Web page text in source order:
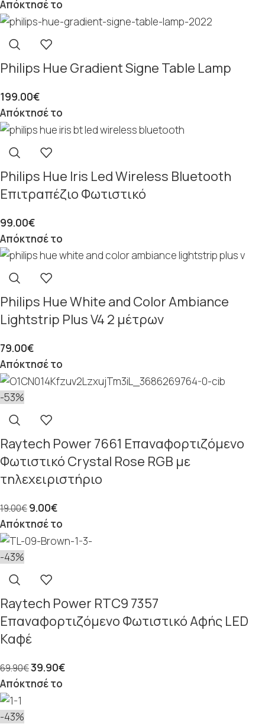
Απόκτησέ το
Philips Hue Gradient Signe Table Lamp
199.00€
Απόκτησέ το
Philips Hue Iris Led Wireless Bluetooth
Επιτραπέζιο Φωτιστικό
99.00€
Απόκτησέ το
Philips Hue White and Color Ambiance
Lightstrip Plus V4 2 μέτρων
79.00€
Απόκτησέ το
-53%
Raytech Power 7661 Επαναφορτιζόμενο
Φωτιστικό Crystal Rose RGB με
τηλεχειριστήριο
19.00€9.00€
Απόκτησέ το
-43%
Raytech Power RTC9 7357
Επαναφορτιζόμενο Φωτιστικό Αφής LED
Καφέ
69.90€39.90€
Απόκτησέ το
-43%